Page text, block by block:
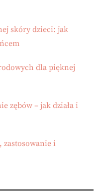
skóry dzieci: jak
dla pięknej
zębów – jak działa i
zastosowanie i